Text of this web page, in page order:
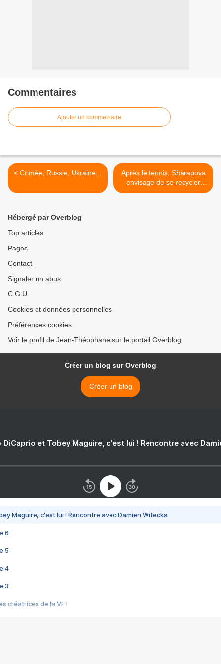
Commentaires
Ajouter un commentaire
< Crimée, Russie, Ukraine...
Après le tennis, Sharapova
envisage de se recycler
dans le stylisme >
Hébergé par Overblog
Top articles
Pages
Contact
Signaler un abus
C.G.U.
Cookies et données personnelles
Préférences cookies
Voir le profil de Jean-Théophane sur le portail Overblog
Créer un blog sur Overblog
Créer un blog
DiCaprio et Tobey Maguire, c'est lui ! Rencontre avec
Maguire, c'est lui ! Rencontre avec Damien Witecka
6
5
4
3
créatrices de la VF !